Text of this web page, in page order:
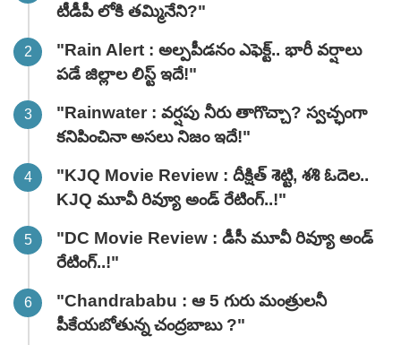
టీడీపీ లోకి తమ్మినేని?"
"Rain Alert : అల్పపీడనం ఎఫెక్ట్.. భారీ వర్షాలు
పడే జిల్లాల లిస్ట్ ఇదే!"
"Rainwater : వర్షపు నీరు తాగొచ్చా? స్వచ్ఛంగా
కనిపించినా అసలు నిజం ఇదే!"
"KJQ Movie Review : దీక్షిత్ శెట్టి, శశి ఓదెల..
KJQ మూవీ రివ్యూ అండ్ రేటింగ్‌..!"
"DC Movie Review : డీసీ మూవీ రివ్యూ అండ్
రేటింగ్‌..!"
"Chandrababu : ఆ 5 గురు మంత్రులనీ
పీకేయబోతున్న చంద్రబాబు ?"